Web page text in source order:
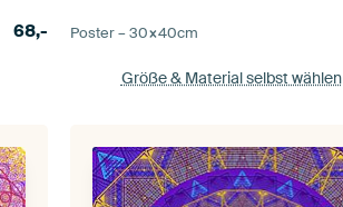
68,- Poster –30×40cm
Größe & Material selbst wählen